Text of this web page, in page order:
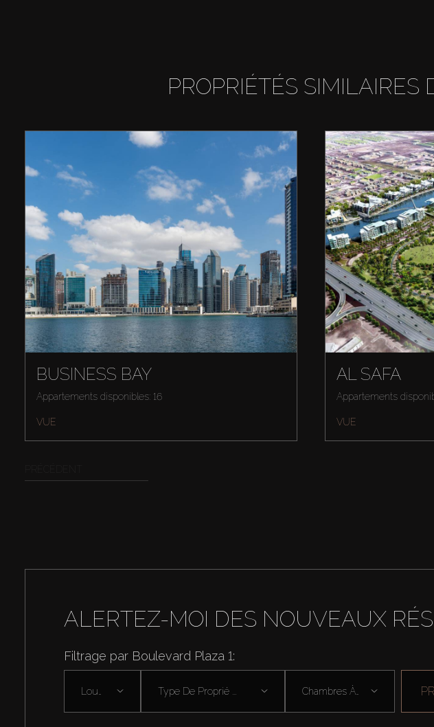
PROPRIÉTÉS
BUSINESS BAY
Appartements disponibles: 16
VUE
AL SAFA
Appartements
VUE
ALERTEZ-MOI DES NOUVEAUX
Filtrage par Boulevard Plaza 1:
Type De Proprié ... Chambres À Cou ...